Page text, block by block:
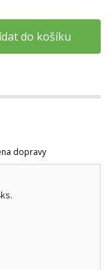
do košíku
dopravy